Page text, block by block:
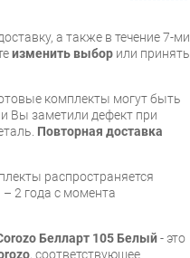
а также в течение 7-ми
изменить выбор или принять
комплекты могут быть
Вы заметили дефект при
Повторная доставка
распространяется
2 года с момента
Белларт 105 Белый- это
, соответствующее